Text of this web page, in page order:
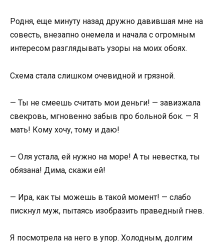
Родня, еще минуту назад дружно давившая мне на
совесть, внезапно онемела и начала с огромным
интересом разглядывать узоры на моих обоях.
Схема стала слишком очевидной и грязной.
— Ты не смеешь считать мои деньги! — завизжала
свекровь, мгновенно забыв про больной бок. — Я
мать! Кому хочу, тому и даю!
— Оля устала, ей нужно на море! А ты невестка, ты
обязана! Дима, скажи ей!
— Ира, как ты можешь в такой момент! — слабо
пискнул муж, пытаясь изобразить праведный гнев.
Я посмотрела на него в упор. Холодным, долгим